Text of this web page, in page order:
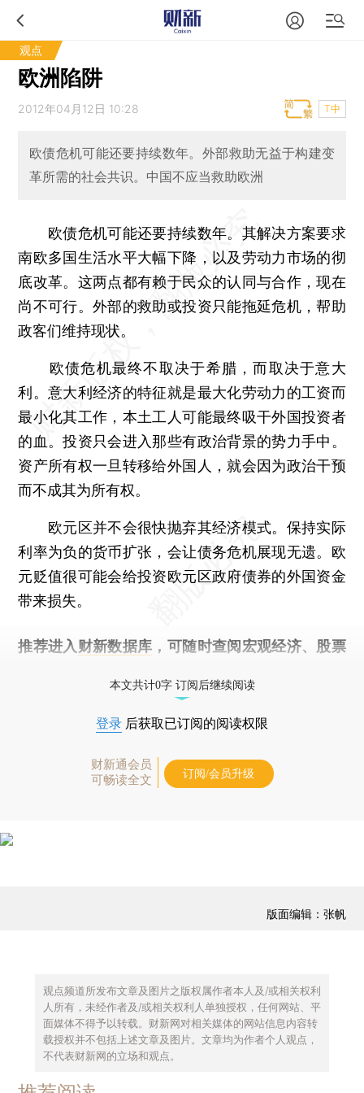
观点
欧洲陷阱
2012年04月12日 10:28 T中
欧债危机可能还要持续数年。外部救助无益于构建变
革所需的社会共识。中国不应当救助欧洲
欧债危机可能还要持续数年。其解决方案要求
南欧多国生活水平大幅下降，以及劳动力市场的彻
底改革。这两点都有赖于民众的认同与合作，现在
尚不可行。外部的救助或投资只能拖延危机，帮助
政客们维持现状。
欧债危机最终不取决于希腊，而取决于意大
利。意大利经济的特征就是最大化劳动力的工资而
最小化其工作，本土工人可能最终吸干外国投资者
的血。投资只会进入那些有政治背景的势力手中。
资产所有权一旦转移给外国人，就会因为政治干预
而不成其为所有权。
欧元区并不会很快抛弃其经济模式。保持实际
利率为负的货币扩张，会让债务危机展现无遗。欧
元贬值很可能会给投资欧元区政府债券的外国资金
带来损失。
推荐进入 财新数据库 ，可随时查阅宏观经济、股票
本文共计0字 订阅后继续阅读
登录 后获取已订阅的阅读权限
财新通会员
可畅读全文
订阅/会员升级
版面编辑：张帆
观点频道所发布文章及图片之版权属作者本人及/或相关权利
人所有，未经作者及/或相关权利人单独授权，任何网站、平
面媒体不得予以转载。财新网对相关媒体的网站信息内容转
载授权并不包括上述文章及图片。文章均为作者个人观点，
不代表财新网的立场和观点。